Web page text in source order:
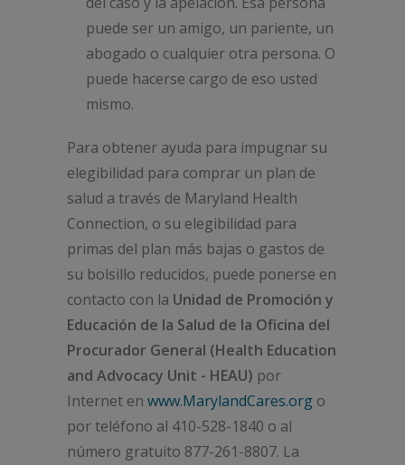
puede ser un amigo, un pariente, un
abogado o cualquier otra persona. O
puede hacerse cargo de eso usted
mismo.
Para obtener ayuda para impugnar su
elegibilidad para comprar un plan de
salud a través de Maryland Health
Connection, o su elegibilidad para
primas del plan más bajas o gastos de
su bolsillo reducidos, puede ponerse en
contacto con la Unidad de Promoción y
Educación de la Salud de la Oficina del
Procurador General (Health Education
and Advocacy Unit - HEAU) por
Internet en www.MarylandCares.org o
por teléfono al 410-528-1840 o al
número gratuito 877-261-8807. La